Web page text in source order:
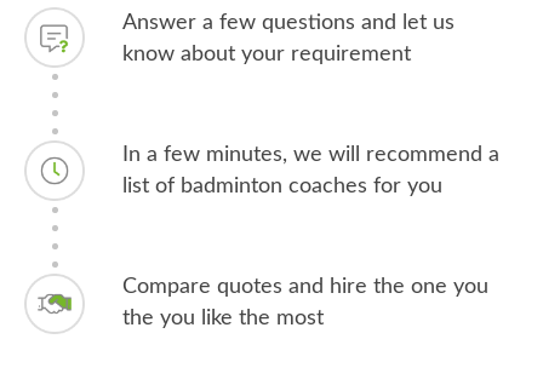
Answer a few questions and let us
know about your requirement
In a few minutes, we will recommend a
list of badminton coaches for you
Compare quotes and hire the one you
the you like the most